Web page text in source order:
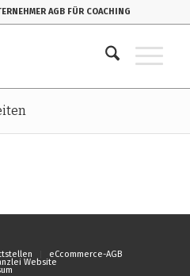
AGB FÜR COACHING
eCcommerce-AGB
Website